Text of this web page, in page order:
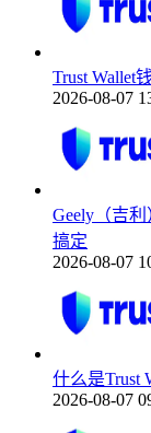
Trust Wallet
2026-08-07
Geely（吉
搞定
2026-08-07
什么是Trust
2026-08-07